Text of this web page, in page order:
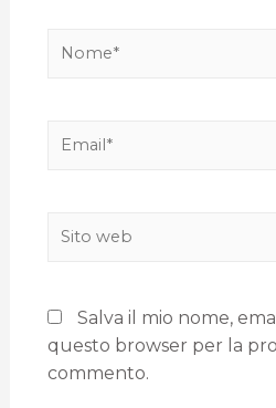
Salva il mio nome,
questo browser per la
commento.